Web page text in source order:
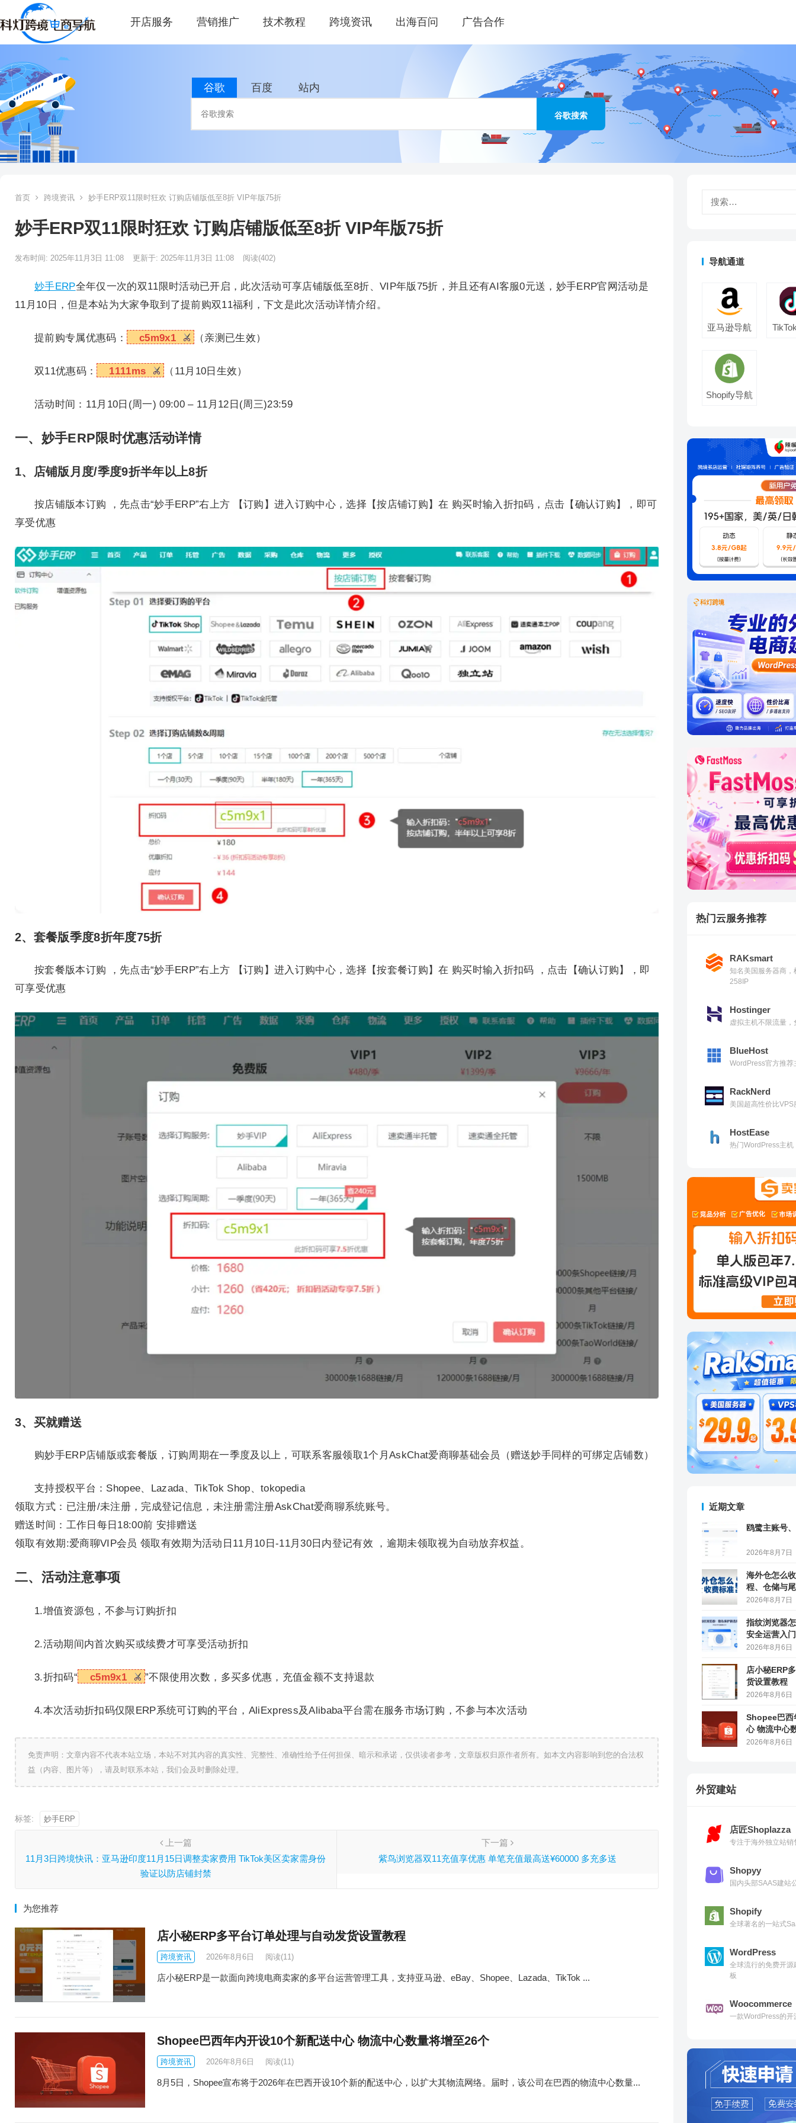
开店服务 营销推广 技术教程 跨境资讯 出海百问 广告合作
谷歌 百度 站内
首页 跨境资讯 妙手ERP双11限时狂欢 订购店铺版低至8折 VIP年版75折
妙手ERP双11限时狂欢 订购店铺版低至8折 VIP年版75折
发布时间: 2025年11月3日 11:08 更新于: 2025年11月3日 11:08 阅读(402)
妙手ERP全年仅一次的双11限时活动已开启，此次活动可享店铺版低至8折、VIP年版75折，并且还有AI客服0元送，妙手ERP官网活动是
11月10日，但是本站为大家争取到了提前购双11福利，下文是此次活动详情介绍。
提前购专属优惠码： c5m9x1 （亲测已生效）
双11优惠码： 1111ms （11月10日生效）
活动时间：11月10日(周一) 09:00 – 11月12日(周三)23:59
一、妙手ERP限时优惠活动详情
1、店铺版月度/季度9折半年以上8折
按店铺版本订购 ，先点击“妙手ERP”右上方 【订购】进入订购中心，选择【按店铺订购】在 购买时输入折扣码，点击【确认订购】，即可
享受优惠
2、套餐版季度8折年度75折
按套餐版本订购 ，先点击“妙手ERP”右上方 【订购】进入订购中心，选择【按套餐订购】在 购买时输入折扣码 ，点击【确认订购】，即
可享受优惠
3、买就赠送
购妙手ERP店铺版或套餐版，订购周期在一季度及以上，可联系客服领取1个月AskChat爱商聊基础会员（赠送妙手同样的可绑定店铺数）
支持授权平台：Shopee、Lazada、TikTok Shop、tokopedia
领取方式：已注册/未注册，完成登记信息，未注册需注册AskChat爱商聊系统账号。
赠送时间：工作日每日18:00前 安排赠送
领取有效期:爱商聊VIP会员 领取有效期为活动日11月10日-11月30日内登记有效 ，逾期未领取视为自动放弃权益。
二、活动注意事项
1.增值资源包，不参与订购折扣
2.活动期间内首次购买或续费才可享受活动折扣
3.折扣码“ c5m9x1 ”不限使用次数，多买多优惠，充值金额不支持退款
4.本次活动折扣码仅限ERP系统可订购的平台，AliExpress及Alibaba平台需在服务市场订购，不参与本次活动
免责声明：文章内容不代表本站立场，本站不对其内容的真实性、完整性、准确性给予任何担保、暗示和承诺，仅供读者参考，文章版权归原作者所有。如本文内容影响到您的合法权
益（内容、图片等），请及时联系本站，我们会及时删除处理。
标签: 妙手ERP
上一篇
11月3日跨境快讯：亚马逊印度11月15日调整卖家费用 TikTok美区卖家需身份
验证以防店铺封禁
下一篇
紫鸟浏览器双11充值享优惠 单笔充值最高送¥60000 多充多送
为您推荐
店小秘ERP多平台订单处理与自动发货设置教程
跨境资讯 2026年8月6日 阅读(11)
店小秘ERP是一款面向跨境电商卖家的多平台运营管理工具，支持亚马逊、eBay、Shopee、Lazada、TikTok ...
Shopee巴西年内开设10个新配送中心 物流中心数量将增至26个
跨境资讯 2026年8月6日 阅读(11)
8月5日，Shopee宣布将于2026年在巴西开设10个新的配送中心，以扩大其物流网络。届时，该公司在巴西的物流中心数量...
导航通道
亚马逊导航
Shopify导航
热门云服务推荐
RAKsmart
知名美国服务器商
258IP
Hostinger
虚拟主机不限流量
BlueHost
WordPress官方推
RackNerd
美国超高性价比VPS
HostEase
热门WordPress主
近期文章
鸥鹭主账号
2026年8月7日
海外仓怎么
程、仓储与
2026年8月7日
指纹浏览器
安全运营入
2026年8月6日
店小秘ERP
货设置教程
2026年8月6日
Shopee巴西
心 物流中心
2026年8月6日
外贸建站
店匠Shoplazza
专注于海外独立站
Shopyy
国内头部SAAS建站
Shopify
全球著名的一站式
WordPress
全球流行的免费开
板
Woocommerce
一款WordPress的开